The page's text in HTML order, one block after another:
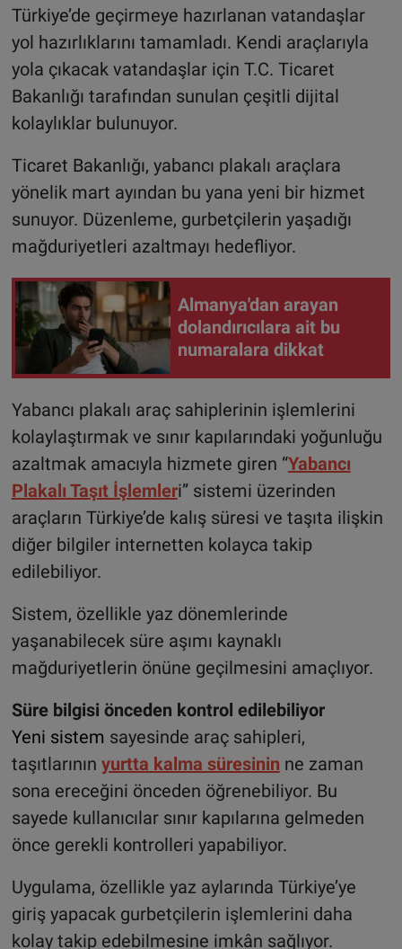
Türkiye’de geçirmeye hazırlanan vatandaşlar
yol hazırlıklarını tamamladı. Kendi araçlarıyla
yola çıkacak vatandaşlar için T.C. Ticaret
Bakanlığı tarafından sunulan çeşitli dijital
kolaylıklar bulunuyor.
Ticaret Bakanlığı, yabancı plakalı araçlara
yönelik mart ayından bu yana yeni bir hizmet
sunuyor. Düzenleme, gurbetçilerin yaşadığı
mağduriyetleri azaltmayı hedefliyor.
Almanya'dan arayan
dolandırıcılara ait bu
numaralara dikkat
Yabancı plakalı araç sahiplerinin işlemlerini
kolaylaştırmak ve sınır kapılarındaki yoğunluğu
azaltmak amacıyla hizmete giren “Yabancı
Plakalı Taşıt İşlemleri” sistemi üzerinden
araçların Türkiye’de kalış süresi ve taşıta ilişkin
diğer bilgiler internetten kolayca takip
edilebiliyor.
Sistem, özellikle yaz dönemlerinde
yaşanabilecek süre aşımı kaynaklı
mağduriyetlerin önüne geçilmesini amaçlıyor.
Süre bilgisi önceden kontrol edilebiliyor
Yeni sistem sayesinde araç sahipleri,
taşıtlarının yurtta kalma süresinin ne zaman
sona ereceğini önceden öğrenebiliyor. Bu
sayede kullanıcılar sınır kapılarına gelmeden
önce gerekli kontrolleri yapabiliyor.
Uygulama, özellikle yaz aylarında Türkiye’ye
giriş yapacak gurbetçilerin işlemlerini daha
kolay takip edebilmesine imkân sağlıyor.